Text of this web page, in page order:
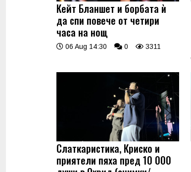
Кейт Бланшет и борбата ѝ
да спи повече от четири
часа на нощ
06 Aug 14:30 0 3311
Слаткаристика, Криско и
приятели пяха пред 10 000